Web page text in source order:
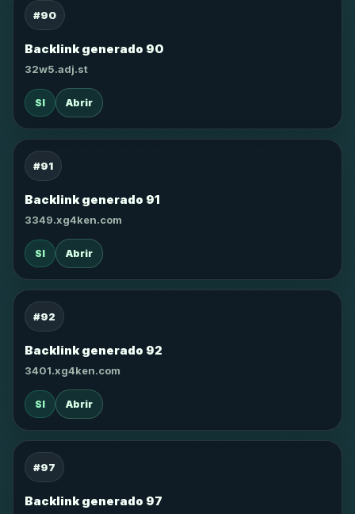
#90
Backlink generado 90
32w5.adj.st
SI Abrir
#91
Backlink generado 91
3349.xg4ken.com
SI Abrir
#92
Backlink generado 92
3401.xg4ken.com
SI Abrir
#97
Backlink generado 97